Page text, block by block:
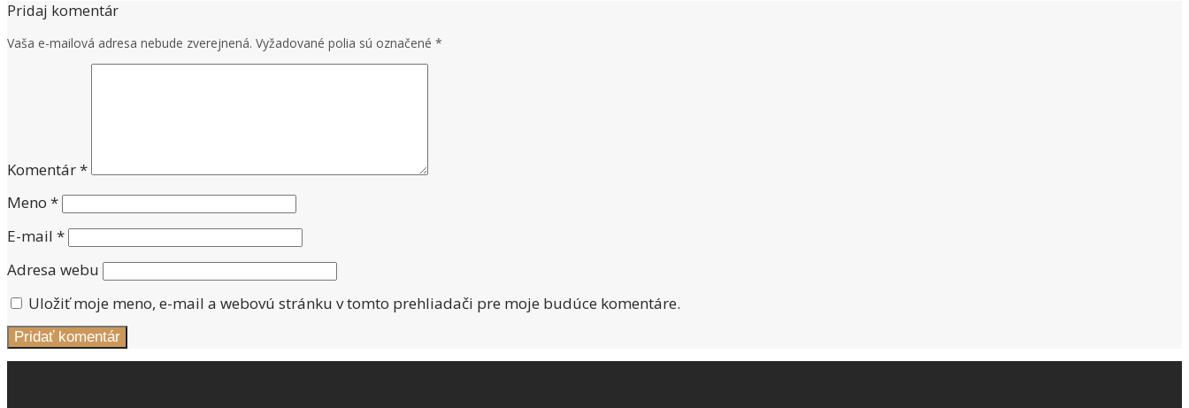
Pridaj komentár
Vaša e-mailová adresa nebude zverejnená. Vyžadované polia sú označené *
Komentár*
Meno *
E-mail *
Adresa webu
Uložiť moje meno, e-mail a webovú stránku v tomto prehliadači pre moje budúce komentáre.